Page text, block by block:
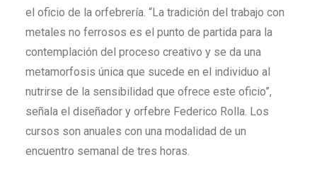
el oficio de la orfebrería. “La tradición del trabajo con
metales no ferrosos es el punto de partida para la
contemplación del proceso creativo y se da una
metamorfosis única que sucede en el individuo al
nutrirse de la sensibilidad que ofrece este oficio”,
señala el diseñador y orfebre Federico Rolla. Los
cursos son anuales con una modalidad de un
encuentro semanal de tres horas.